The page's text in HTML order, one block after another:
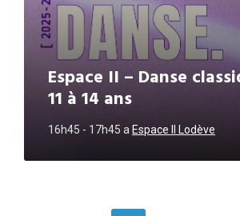
Espace II – Danse
11 à 14 ans
16h45 - 17h45 a Espace II Lodève